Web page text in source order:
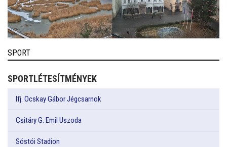
SPORT
SPORTLÉTESÍTMÉNYEK
Ifj. Ocskay Gábor Jégcsarnok
Csitáry G. Emil Uszoda
Sóstói Stadion